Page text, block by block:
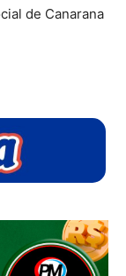
de Canarana